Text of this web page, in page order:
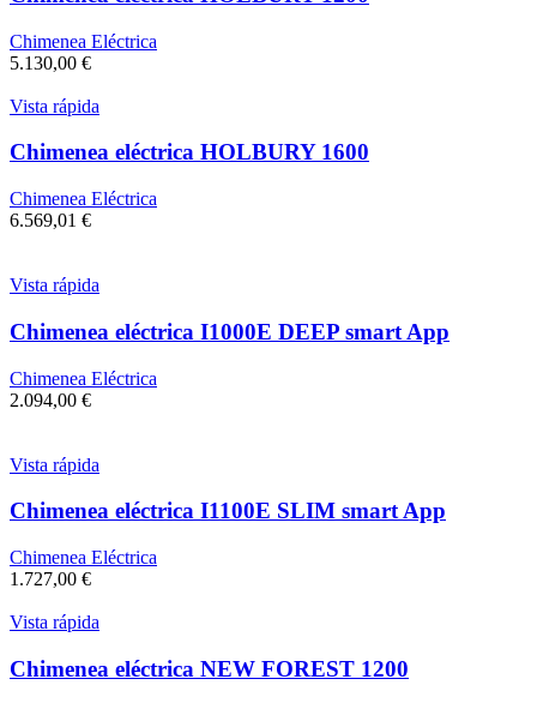
Chimenea Eléctrica
5.130,00 €
Vista rápida
Chimenea eléctrica HOLBURY 1600
Chimenea Eléctrica
6.569,01 €
Vista rápida
Chimenea eléctrica I1000E DEEP smart App
Chimenea Eléctrica
2.094,00 €
Vista rápida
Chimenea eléctrica I1100E SLIM smart App
Chimenea Eléctrica
1.727,00 €
Vista rápida
Chimenea eléctrica NEW FOREST 1200